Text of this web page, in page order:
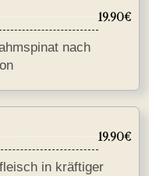
19.90€
nach
19.90€
in kräftiger